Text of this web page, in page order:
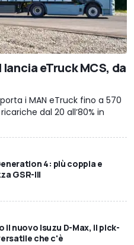
eTruck MCS, da
i MAN eTruck fino a 570
dal 20 all’80% in
4: più coppia e
GSR-III
il nuovo Isuzu D-Max, il pick-
che c'è